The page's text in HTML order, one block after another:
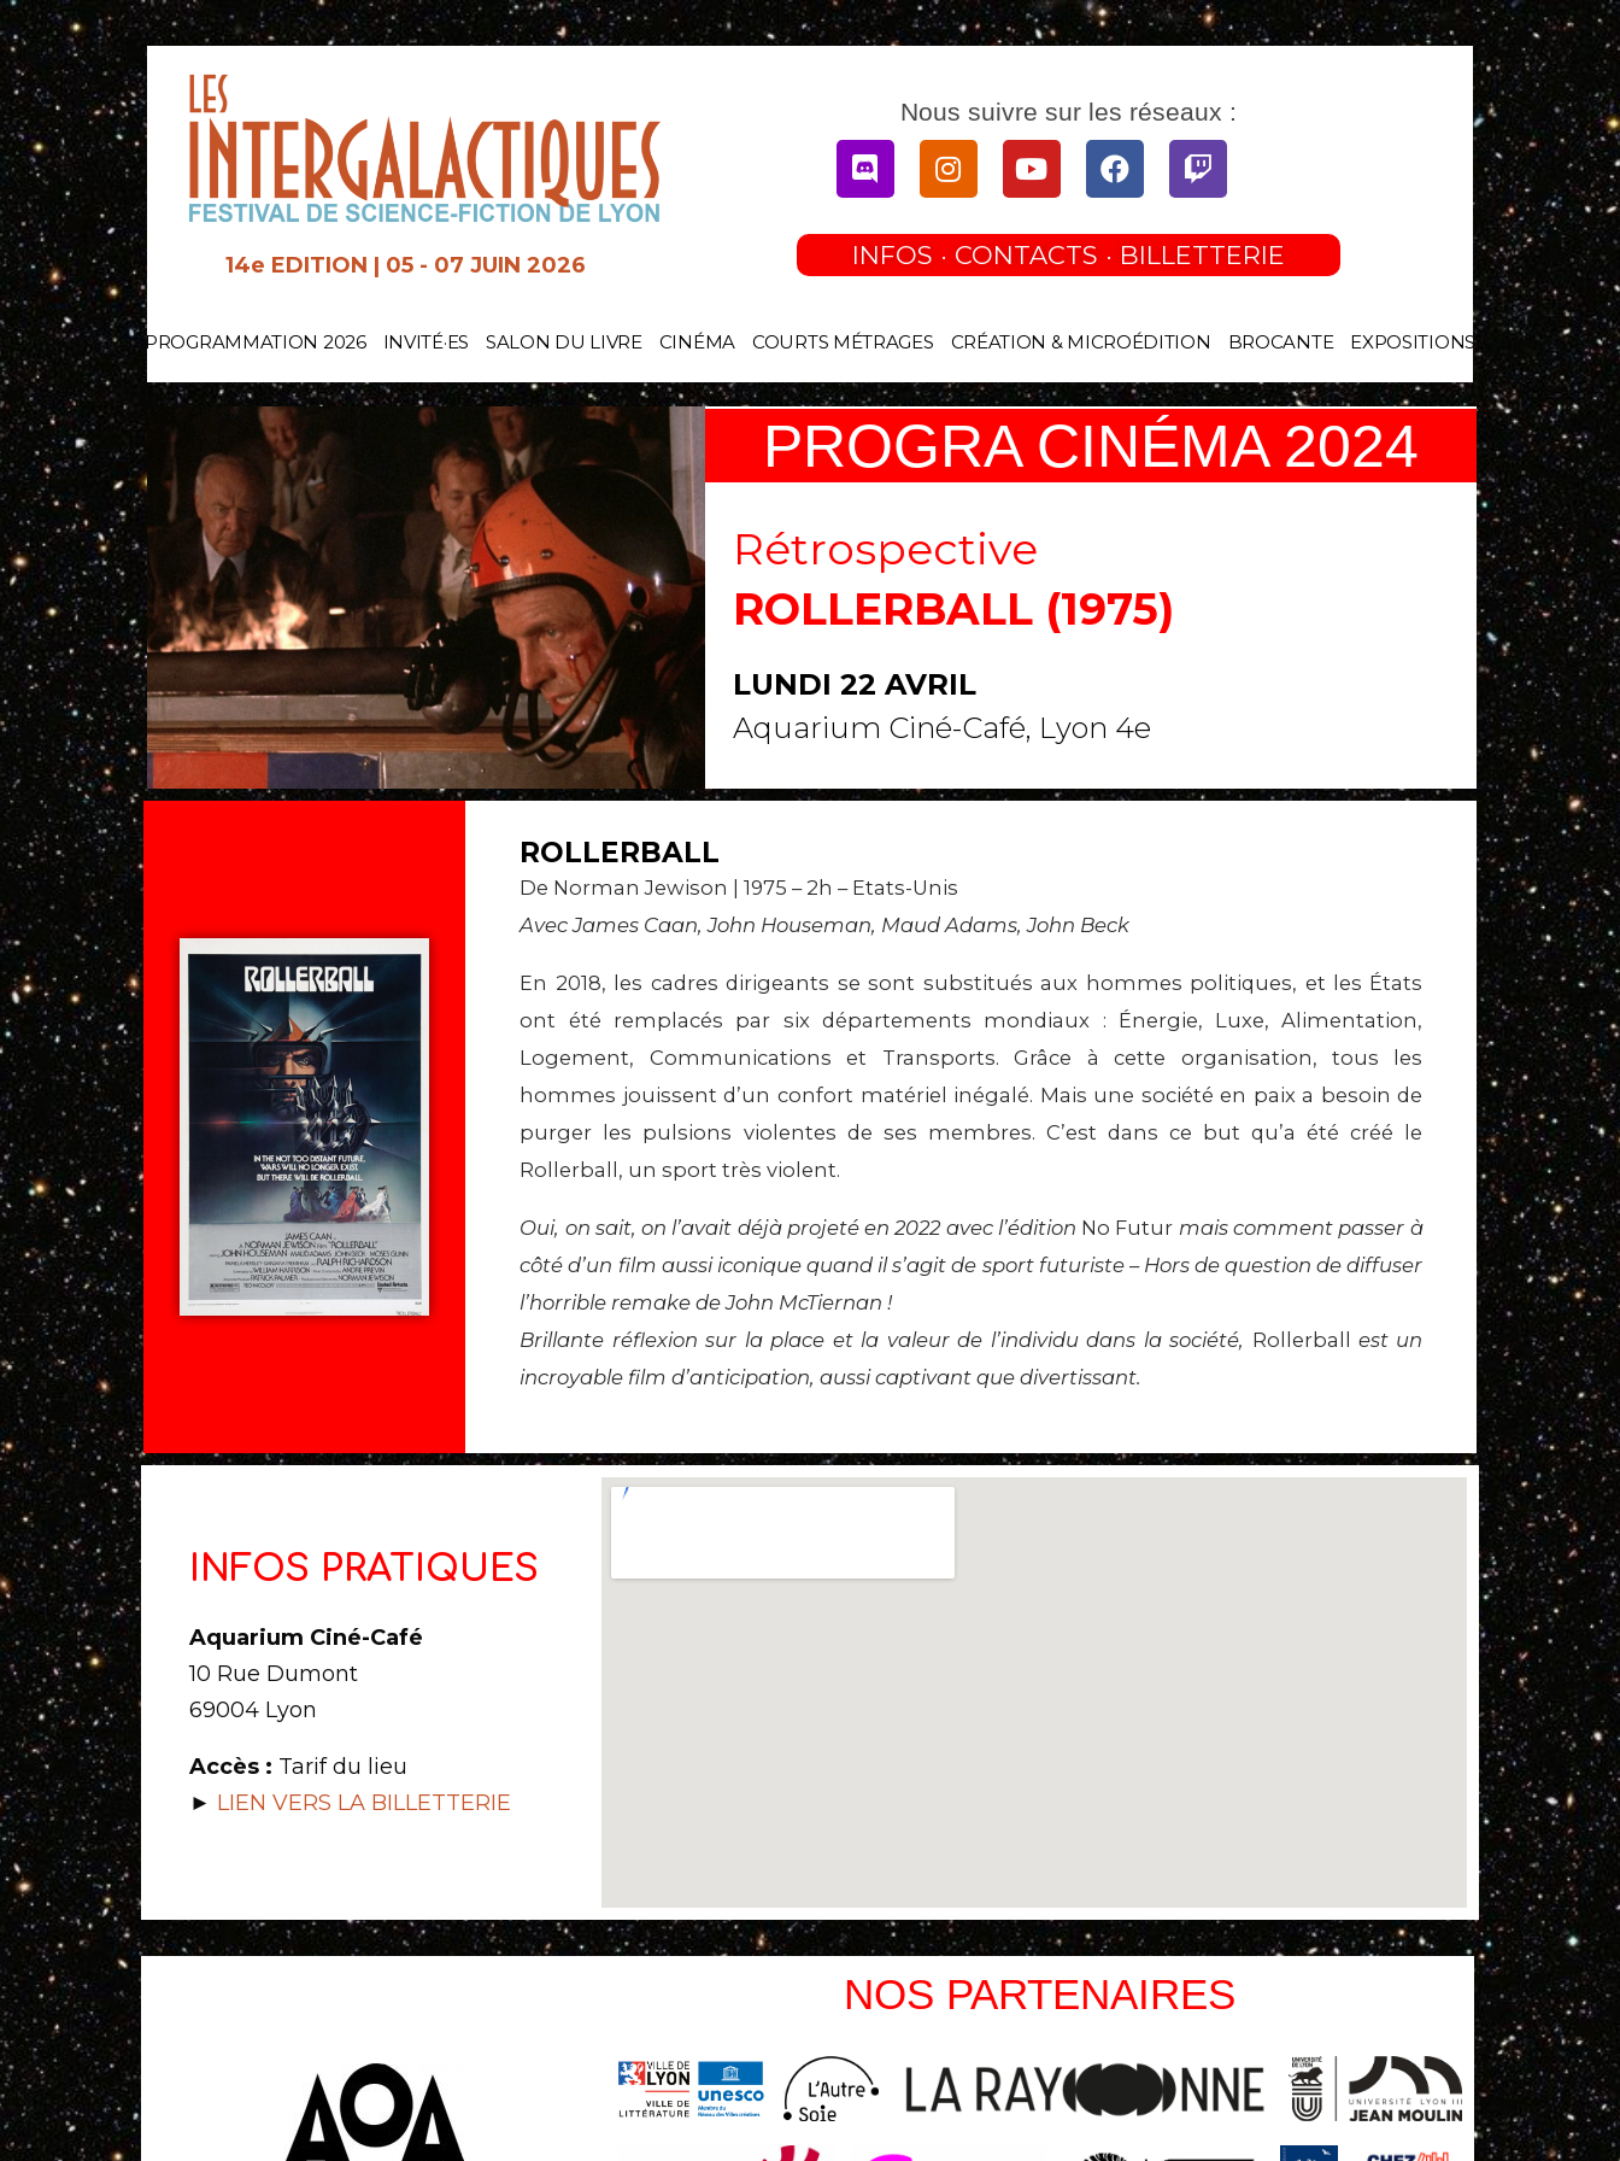
Aller
au
contenu
14e EDITION | 05 - 07 JUIN 2026
Nous suivre sur les réseaux :
DiscordInstagramYoutubeFacebookTwitch
INFOS · CONTACTS · BILLETTERIE
PROGRAMMATION 2026 INVITÉ·ES SALON DU LIVRE CINÉMA COURTS MÉTRAGES CRÉATION & MICROÉDITION BROCANTE EXPOSITIONS
PROGRA CINÉMA 2024
Rétrospective
ROLLERBALL (1975)
LUNDI 22 AVRIL
Aquarium Ciné-Café, Lyon 4e
ROLLERBALL
De Norman Jewison | 1975 – 2h – Etats-Unis
Avec James Caan, John Houseman, Maud Adams, John Beck
En 2018, les cadres dirigeants se sont substitués aux hommes politiques, et les États
ont été remplacés par six départements mondiaux : Énergie, Luxe, Alimentation,
Logement, Communications et Transports. Grâce à cette organisation, tous les
hommes jouissent d’un confort matériel inégalé. Mais une société en paix a besoin de
purger les pulsions violentes de ses membres. C’est dans ce but qu’a été créé le
Rollerball, un sport très violent.
Oui, on sait, on l’avait déjà projeté en 2022 avec l’édition No Futur mais comment passer à
côté d’un film aussi iconique quand il s’agit de sport futuriste – Hors de question de diffuser
l’horrible remake de John McTiernan !
Brillante réflexion sur la place et la valeur de l’individu dans la société, Rollerball
est un
incroyable film d’anticipation, aussi captivant que divertissant.
INFOS PRATIQUES
Aquarium Ciné-Café
10 Rue Dumont
69004 Lyon
Accès : Tarif du lieu
► LIEN VERS LA BILLETTERIE
NOS PARTENAIRES